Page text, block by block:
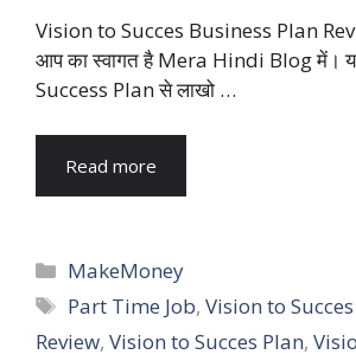
Vision to Succes Business Plan
आप का स्वागत है Mera Hindi Blog में।
Success Plan से लाखो …
Read more
Categories
MakeMoney
Tags
Part Time Job,Vision to
Review, Vision to Succes Plan,